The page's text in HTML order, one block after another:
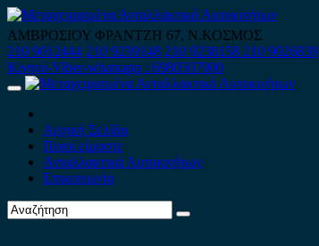
Skip
to
content
ΑΜΒΡΟΣΙΟΥ ΦΡΑΝΤΖΗ 67, Ν.ΚΟΣΜΟΣ
210 9012444 210 9239148 210 9238158 210 9026839
Κινητό-Viber-whatsapp : 6980507900
Primary
Αρχική Σελίδα
Ποιοί είμαστε
Ανταλλακτικά Αυτοκινήτων
Επικοινωνία